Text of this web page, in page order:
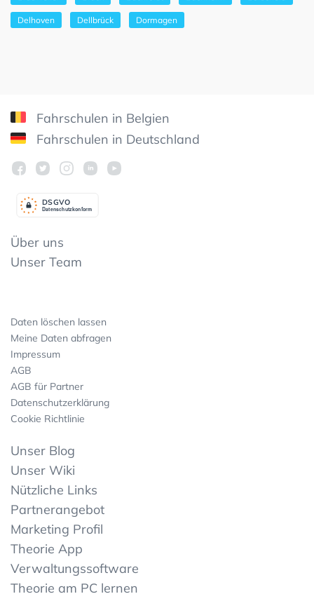
Delhoven Dellbrück Dormagen
Fahrschulen in Belgien
Fahrschulen in Deutschland
Datenschutzkonform
DSGVO
Über uns
Unser Team
Daten löschen lassen
Meine Daten abfragen
Impressum
AGB
AGB für Partner
Datenschutzerklärung
Cookie Richtlinie
Unser Blog
Unser Wiki
Nützliche Links
Partnerangebot
Marketing Profil
Theorie App
Verwaltungssoftware
Theorie am PC lernen